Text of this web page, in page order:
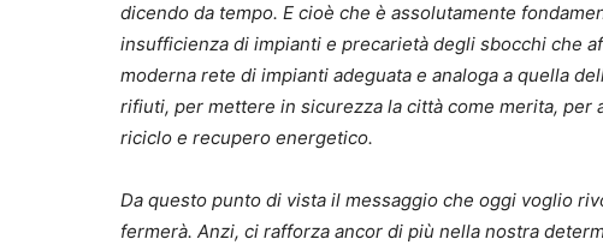
dicendo da tempo. E cioè che è assolutamente
insufficienza di impianti e precarietà degli sbocchi che
moderna rete di impianti adeguata e analoga a quella
rifiuti, per mettere in sicurezza la città come merita, per
riciclo e recupero energetico.
Da questo punto di vista il messaggio che oggi voglio
fermerà. Anzi, ci rafforza ancor di più nella nostra